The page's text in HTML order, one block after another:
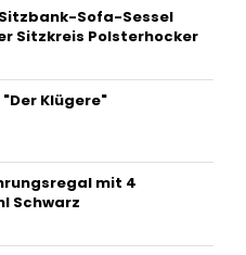
Sofa-Sessel
Sitzkreis Polsterhocker
Klügere"
mit 4
Schwarz